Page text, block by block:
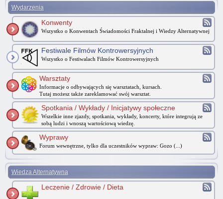
Wydarzenia
Konwenty
Wszystko o Konwentach Świadomości Fraktalnej i Wiedzy Alternatywnej
Festiwale Filmów Kontrowersyjnych
Wszystko o Festiwalach Filmów Kontrowersyjnych
Warsztaty
Informacje o odbywających się warsztatach, kursach.
Tutaj możesz także zareklamować swój warsztat.
Spotkania / Wykłady / Inicjatywy społeczne
Wszelkie inne zjazdy, spotkania, wykłady, koncerty, które integrują ze
sobą ludzi i wnoszą wartościową wiedzę.
Wyprawy
Forum wewnętrzne, tylko dla uczestników wypraw: Gozo (...)
Wiedza Alternatywna
Leczenie / Zdrowie / Dieta